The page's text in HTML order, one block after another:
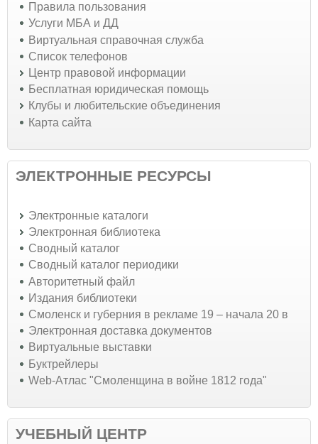
Правила пользования
Услуги МБА и ДД
Виртуальная справочная служба
Список телефонов
Центр правовой информации
Бесплатная юридическая помощь
Клубы и любительские объединения
Карта сайта
ЭЛЕКТРОННЫЕ РЕСУРСЫ
Электронные каталоги
Электронная библиотека
Сводный каталог
Сводный каталог периодики
Авторитетный файл
Издания библиотеки
Смоленск и губерния в рекламе 19 – начала 20 в
Электронная доставка документов
Виртуальные выставки
Буктрейлеры
Web-Атлас "Смоленщина в войне 1812 года"
УЧЕБНЫЙ ЦЕНТР